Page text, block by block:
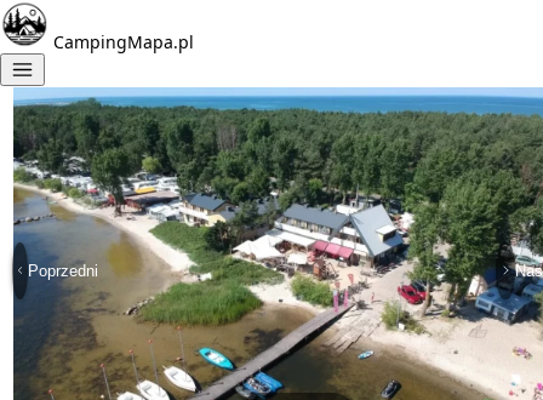
CampingMapa.pl
Poprzedni